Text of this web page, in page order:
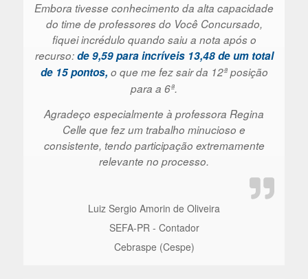
Embora tivesse conhecimento da alta capacidade
do time de professores do Você Concursado,
fiquei incrédulo quando saiu a nota após o
recurso:de 9,59 para incríveis 13,48 de um total
de 15 pontos, o que me fez sair da 12ª posição
para a 6ª.
Agradeço especialmente à professora Regina
Celle que fez um trabalho minucioso e
consistente, tendo participação extremamente
relevante no processo.
Luiz Sergio Amorin de Oliveira
SEFA-PR - Contador
Cebraspe (Cespe)